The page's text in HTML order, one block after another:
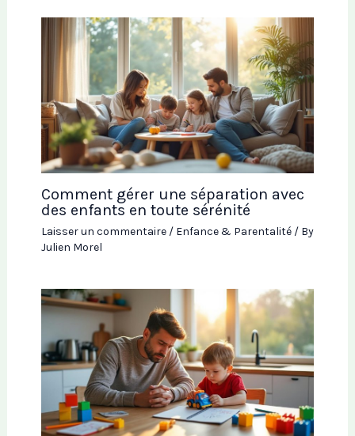
Comment gérer une séparation avec
des enfants en toute sérénité
Laisser un commentaire / Enfance & Parentalité/ By
Julien Morel